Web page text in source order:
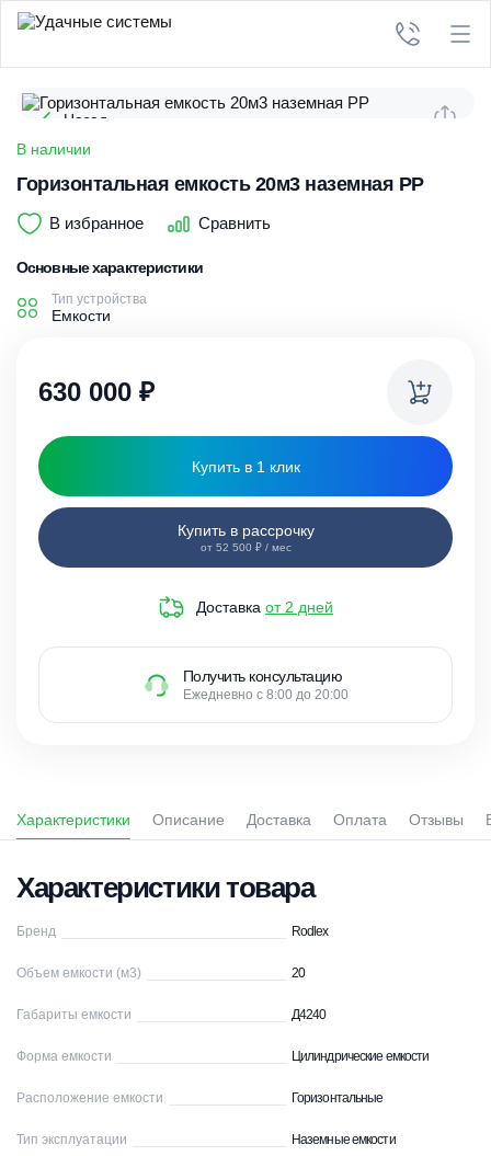
Назад
В наличии
Горизонтальная емкость 20м3 наземная PP
В избранное Сравнить
Основные характеристики
Тип устройства
Емкости
630 000 ₽
Купить в 1 клик
Купить в рассрочку
от 52 500 ₽ / мес
Доставка от 2 дней
Получить консультацию
Ежедневно с 8:00 до 20:00
Характеристики Описание Доставка Оплата Отзывы
Характеристики товара
Бренд Rodlex
Объем емкости (м3) 20
Габариты емкости Д4240
Форма емкости Цилиндрические емкости
Расположение емкости Горизонтальные
Тип эксплуатации Наземные емкости